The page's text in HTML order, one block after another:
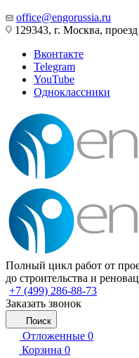
office@engorussia.ru
129343, г. Москва,
Вконтакте
Telegram
YouTube
Одноклассники
Полный цикл работ от
до строительства и
+7 (499) 286-88-73
Заказать звонок
Поиск
Отложенные 0
Корзина 0